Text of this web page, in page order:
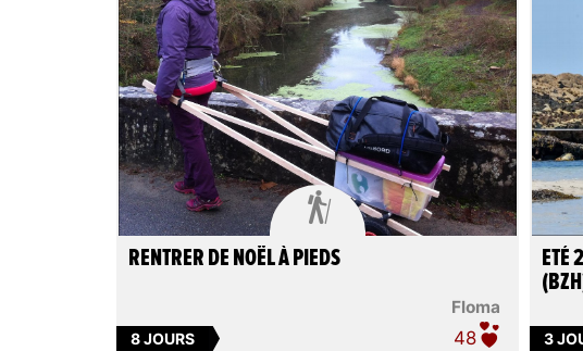

Floma
RENTRER DE NOËL À PIEDS
8 JOURS 48
ETÉ
3